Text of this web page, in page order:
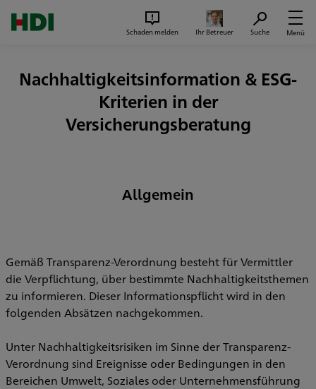
Schaden melden Ihr Betreuer Suche Menü
Nachhaltigkeitsinformation & ESG-
Kriterien in der
Versicherungsberatung
Allgemein
Gemäß Transparenz-Verordnung besteht für Vermittler
die Verpflichtung, über bestimmte Nachhaltigkeitsthemen
zu informieren. Dieser Informationspflicht wird in den
folgenden Absätzen nachgekommen.
Unter Nachhaltigkeitsrisiken im Sinne der Transparenz-
Verordnung sind Ereignisse oder Bedingungen in den
Bereichen Umwelt, Soziales oder Unternehmensführung